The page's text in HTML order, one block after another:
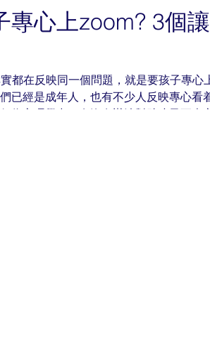
zoom? 3個讓孩
都在反映同一個問題，就是要孩子專心
已經是成年人，也有不少人反映專心看着
為心理學中，有沒有辦法幫助孩子更專心